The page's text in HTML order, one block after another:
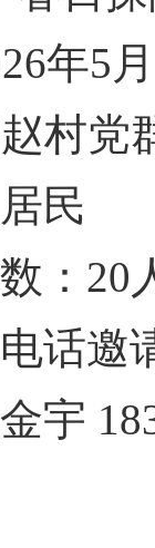
年5
村党
民
：20
话邀
宇